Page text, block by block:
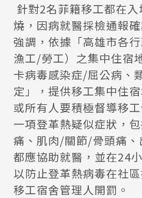
針對2名菲籍移工都在
燒，因病就醫採檢通報
強調，依據「高雄市各
漁工/勞工）之集中住宿
卡病毒感染症/屈公病、
定」，提供移工集中住
或所有人要積極督導移
一項登革熱疑似症狀，
痛、肌肉/關節/骨頭痛、
都應協助就醫，並在24
以防止登革熱病毒在社
移工宿舍管理人開罰。